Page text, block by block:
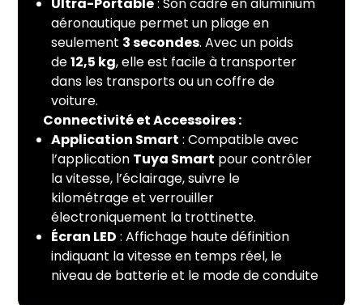
aéronautique permet un pliage en
seulement 3 secondes. Avec un poids
de12,5 kg, elle est facile à transporter
dans les transports ou un coffre de
voiture.
Connectivité et Accessoires :
Application Smart : Compatible avec
l’application Tuya Smart pour contrôler
la vitesse, l’éclairage, suivre le
kilométrage et verrouiller
électroniquement la trottinette.
Écran LED : Affichage haute définition
indiquant la vitesse en temps réel, le
niveau de batterie et le mode de conduite